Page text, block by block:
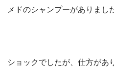
メドのシャンプーがありまし
ショックでしたが、仕方があ